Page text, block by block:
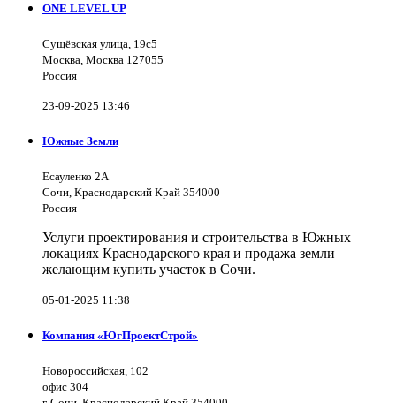
ONE LEVEL UP
Сущёвская улица, 19с5
Москва, Москва 127055
Россия
23-09-2025 13:46
Южные Земли
Есауленко 2А
Сочи, Краснодарский Край 354000
Россия
Услуги проектирования и строительства в Южных
локациях Краснодарского края и продажа земли
желающим купить участок в Сочи.
05-01-2025 11:38
Компания «ЮгПроектСтрой»
Новороссийская, 102
офис 304